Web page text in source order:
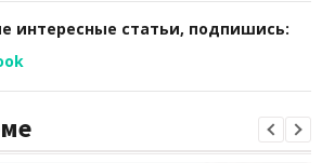
интересные статьи, подпишись: